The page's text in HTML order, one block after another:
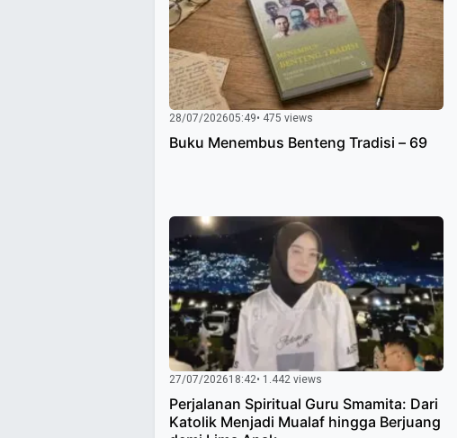
28/07/202605:49• 475 views
Buku Menembus Benteng Tradisi – 69
27/07/202618:42• 1.442 views
Perjalanan Spiritual Guru Smamita: Dari
Katolik Menjadi Mualaf hingga Berjuang